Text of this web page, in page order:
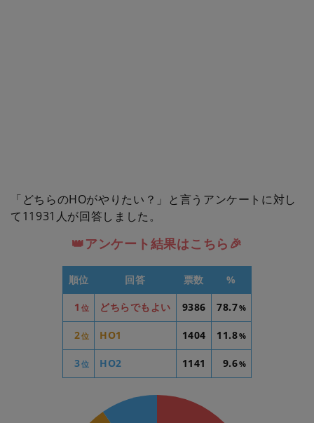
「どちらのHOがやりたい？」と言うアンケートに対し
て11931人が回答しました。
👑アンケート結果はこちら🎉
順位 回答 票数 %
1 位 どちらでもよい 9386 78.7%
2位 HO1 1404 11.8%
3位 HO2 1141 9.6%